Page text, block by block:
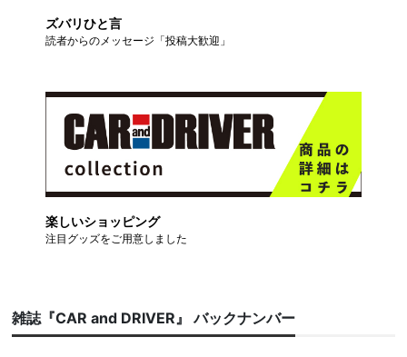
ズバリひと言
読者からのメッセージ「投稿大歓迎」
楽しいショッピング
注目グッズをご用意しました
雑誌『CAR and DRIVER』 バックナンバー